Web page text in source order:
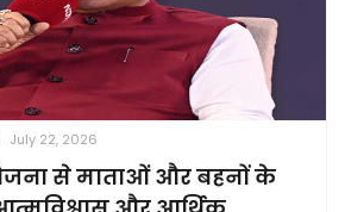
July 22, 2026
से माताओं और बहनों के